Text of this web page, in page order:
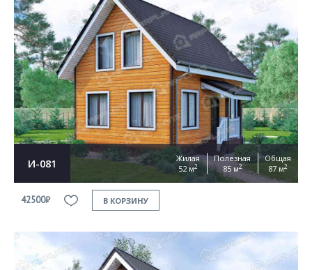
И-081
Жилая
52 м2
Полезная
85 м2
Общая
87 м2
42500₽ В КОРЗИНУ